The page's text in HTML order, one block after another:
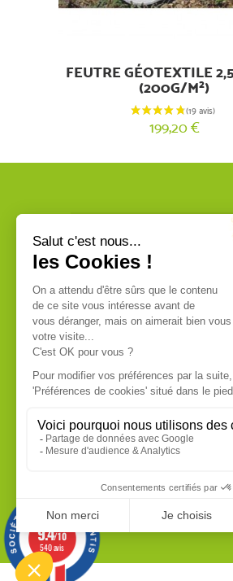
FEUTRE GÉOTEXTILE
(200G/M²)
199,20 €
VOUS ÊTES UN
Nous
des produits de
Ces produits sont
usines les plus
produit dispose de
demande.
9.4/10
540 avis